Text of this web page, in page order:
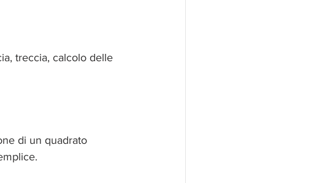
treccia, calcolo delle
di un quadrato